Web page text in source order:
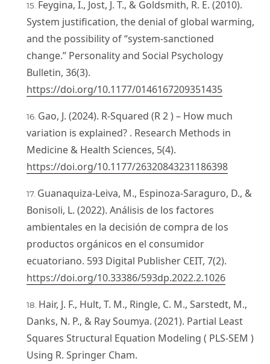
Feygina, I., Jost, J. T., & Goldsmith, R. E. (2010).
System justification, the denial of global warming,
and the possibility of “system-sanctioned
change.” Personality and Social Psychology
Bulletin, 36(3).
https://doi.org/10.1177/0146167209351435
Gao, J. (2024). R-Squared (R 2 ) – How much
variation is explained? . Research Methods in
Medicine & Health Sciences, 5(4).
https://doi.org/10.1177/26320843231186398
Guanaquiza-Leiva, M., Espinoza-Saraguro, D., &
Bonisoli, L. (2022). Análisis de los factores
ambientales en la decisión de compra de los
productos orgánicos en el consumidor
ecuatoriano. 593 Digital Publisher CEIT, 7(2).
https://doi.org/10.33386/593dp.2022.2.1026
Hair, J. F., Hult, T. M., Ringle, C. M., Sarstedt, M.,
Danks, N. P., & Ray Soumya. (2021). Partial Least
Squares Structural Equation Modeling ( PLS-SEM )
Using R. Springer Cham.